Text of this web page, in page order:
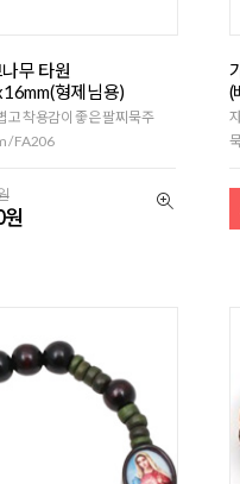
무 타원
형제님용)
고 착용감이 좋은 팔찌묵주
/ FA206
(